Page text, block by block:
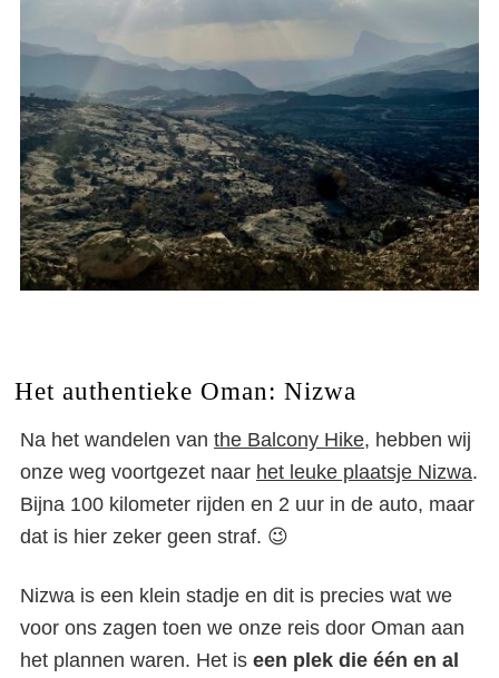
Het authentieke Oman: Nizwa
Na het wandelen van the Balcony Hike, hebben wij
onze weg voortgezet naar het leuke plaatsje Nizwa.
Bijna 100 kilometer rijden en 2 uur in de auto, maar
dat is hier zeker geen straf. 😉
Nizwa is een klein stadje en dit is precies wat we
voor ons zagen toen we onze reis door Oman aan
het plannen waren. Het is een plek die één en al